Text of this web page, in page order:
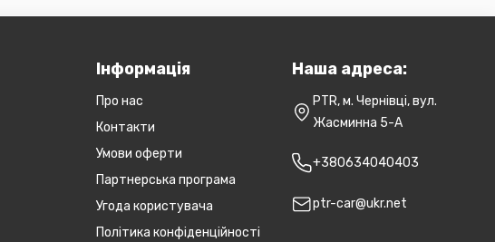
Інформація
Про нас
Контакти
Умови оферти
Партнерська програма
Угода користувача
Політика конфіденційності
Наша адреса:
PTR, м. Чернівці, вул.
Жасминна 5-А
+380634040403
ptr-car@ukr.net